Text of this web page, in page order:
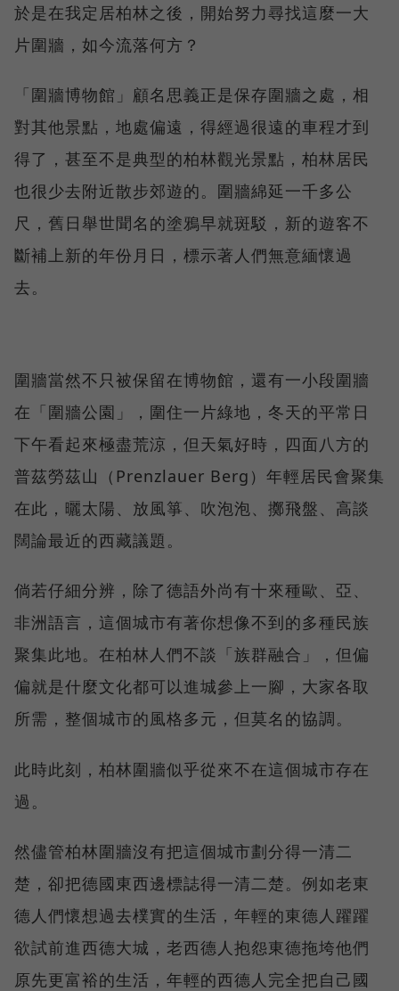
於是在我定居柏林之後，開始努力尋找這麼一大
片圍牆，如今流落何方？
「圍牆博物館」顧名思義正是保存圍牆之處，相
對其他景點，地處偏遠，得經過很遠的車程才到
得了，甚至不是典型的柏林觀光景點，柏林居民
也很少去附近散步郊遊的。圍牆綿延一千多公
尺，舊日舉世聞名的塗鴉早就斑駁，新的遊客不
斷補上新的年份月日，標示著人們無意緬懷過
去。
圍牆當然不只被保留在博物館，還有一小段圍牆
在「圍牆公園」，圍住一片綠地，冬天的平常日
下午看起來極盡荒涼，但天氣好時，四面八方的
普茲勞茲山（Prenzlauer Berg）年輕居民會聚集
在此，曬太陽、放風箏、吹泡泡、擲飛盤、高談
闊論最近的西藏議題。
倘若仔細分辨，除了德語外尚有十來種歐、亞、
非洲語言，這個城市有著你想像不到的多種民族
聚集此地。在柏林人們不談「族群融合」，但偏
偏就是什麼文化都可以進城參上一腳，大家各取
所需，整個城市的風格多元，但莫名的協調。
此時此刻，柏林圍牆似乎從來不在這個城市存在
過。
然儘管柏林圍牆沒有把這個城市劃分得一清二
楚，卻把德國東西邊標誌得一清二楚。例如老東
德人們懷想過去樸實的生活，年輕的東德人躍躍
欲試前進西德大城，老西德人抱怨東德拖垮他們
原先更富裕的生活，年輕的西德人完全把自己國